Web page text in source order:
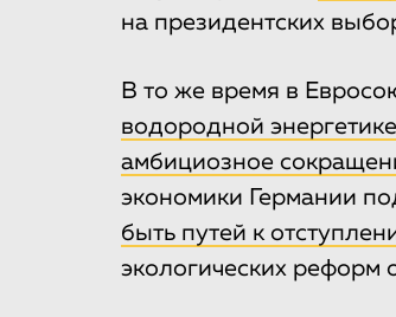
на президентских
В то же время в
водородной энергетике
амбициозное
экономики Германии
быть путей к
экологических реформ